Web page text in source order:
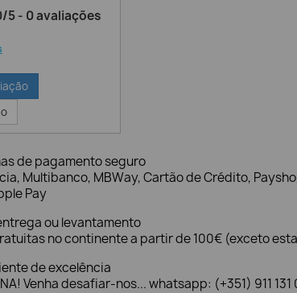
/5- 0avaliações
de pagamento seguro
Multibanco, MBWay, Cartão de Crédito,
Pay
ou levantamento
no continente a partir de 100€ (exceto
de excelência
Venha desafiar-nos... whatsapp: (+351) 911 131